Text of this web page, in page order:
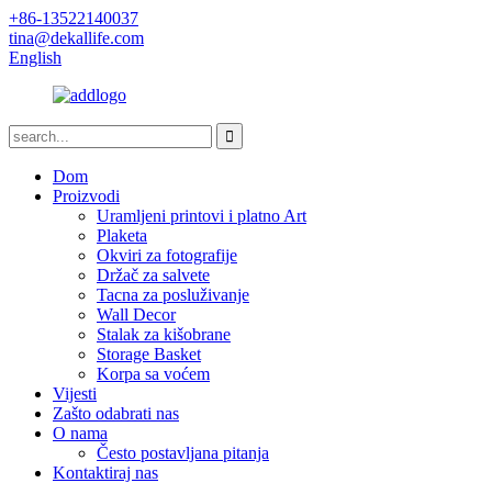
+86-13522140037
tina@dekallife.com
English
Dom
Proizvodi
Uramljeni printovi i platno Art
Plaketa
Okviri za fotografije
Držač za salvete
Tacna za posluživanje
Wall Decor
Stalak za kišobrane
Storage Basket
Korpa sa voćem
Vijesti
Zašto odabrati nas
O nama
Često postavljana pitanja
Kontaktiraj nas